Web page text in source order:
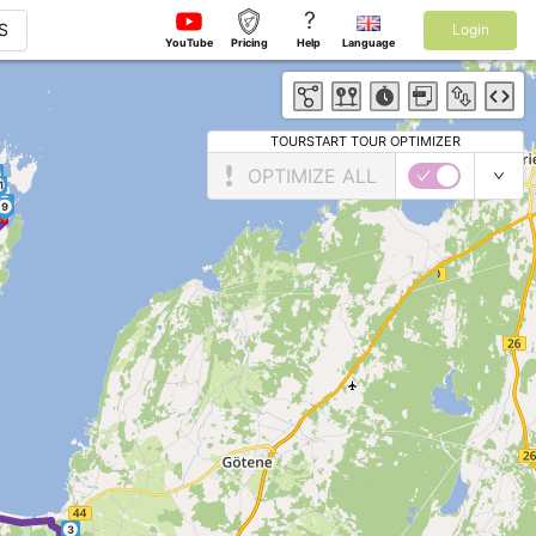
3
9
YouTube Pricing
?
Help Language
Login
TOURSTART TOUR OPTIMIZER
OPTIMIZE ALL